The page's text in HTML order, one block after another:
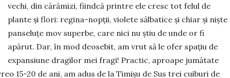
vechi, din cărămizi, fiindcă printre ele cresc tot felul de
plante și flori: regina-nopții, violete săl­batice și chiar și niște
panseluțe mov superbe, care nici nu știu de unde or fi
apărut. Dar, în mod deo­sebit, am vrut să le ofer spațiu de
expansiune dra­gilor mei fragi! Practic, aproape jumătate
15-20 de ani, am adus de la Timișu de Sus trei cuiburi de